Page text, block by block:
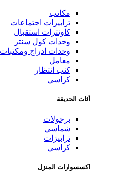
مكاتب
ترابيزات اجتماعات
كاونترات استقبال
وحدات كول سنتر
وحدات ادراج ومكتبات
معامل
كنب انتظار
كراسي
أثاث الحديقة
برجولات
شماسي
ترابيزات
كراسي
اكسسوارات المنزل